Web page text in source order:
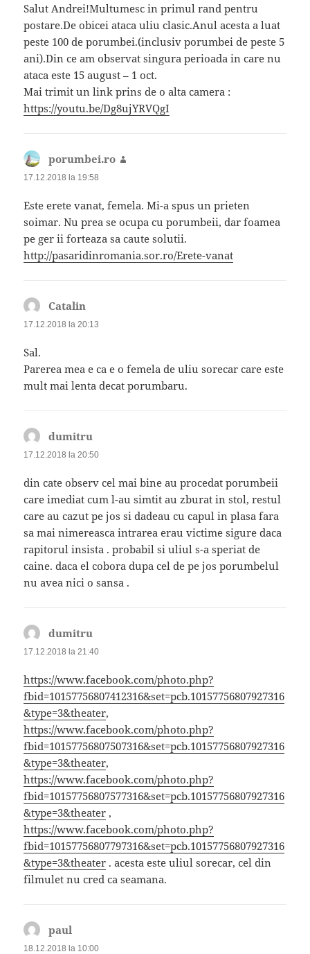
Salut Andrei!Multumesc in primul rand pentru
postare.De obicei ataca uliu clasic.Anul acesta a luat
peste 100 de porumbei.(inclusiv porumbei de peste 5
ani).Din ce am observat singura perioada in care nu
ataca este 15 august – 1 oct.
Mai trimit un link prins de o alta camera :
https://youtu.be/Dg8ujYRVQgI
porumbei.ro
17.12.2018 la 19:58
Este erete vanat, femela. Mi-a spus un prieten
soimar. Nu prea se ocupa cu porumbeii, dar foamea
pe ger ii forteaza sa caute solutii.
http://pasaridinromania.sor.ro/Erete-vanat
Catalin
17.12.2018 la 20:13
Sal.
Parerea mea e ca e o femela de uliu sorecar care este
mult mai lenta decat porumbaru.
dumitru
17.12.2018 la 20:50
din cate observ cel mai bine au procedat porumbeii
care imediat cum l-au simtit au zburat in stol, restul
care au cazut pe jos si dadeau cu capul in plasa fara
sa mai nimereasca intrarea erau victime sigure daca
rapitorul insista . probabil si uliul s-a speriat de
caine. daca el cobora dupa cel de pe jos porumbelul
nu avea nici o sansa .
dumitru
17.12.2018 la 21:40
https://www.facebook.com/photo.php?
fbid=10157756807412316&set=pcb.10157756807927316
&type=3&theater,
https://www.facebook.com/photo.php?
fbid=10157756807507316&set=pcb.10157756807927316
&type=3&theater,
https://www.facebook.com/photo.php?
fbid=10157756807577316&set=pcb.10157756807927316
&type=3&theater ,
https://www.facebook.com/photo.php?
fbid=10157756807797316&set=pcb.10157756807927316
&type=3&theater . acesta este uliul sorecar, cel din
filmulet nu cred ca seamana.
paul
18.12.2018 la 10:00